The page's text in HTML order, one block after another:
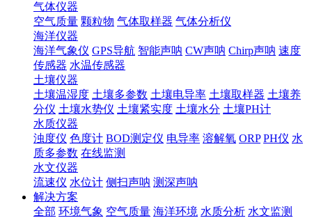
气体仪器
空气质量 颗粒物 气体取样器 气体分析仪
海洋仪器
海洋气象仪 GPS导航 智能声呐 CW声呐 Chirp声呐 速度
传感器 水温传感器
土壤仪器
土壤温湿度 土壤多参数 土壤电导率 土壤取样器 土壤养
分仪 土壤水势仪 土壤紧实度 土壤水分 土壤PH计
水质仪器
浊度仪 色度计 BOD测定仪 电导率 溶解氧 ORP PH仪 水
质多参数 在线监测
水文仪器
流速仪 水位计 侧扫声呐 测深声呐
解决方案
全部 环境气象 空气质量 海洋环境 水质分析 水文监测